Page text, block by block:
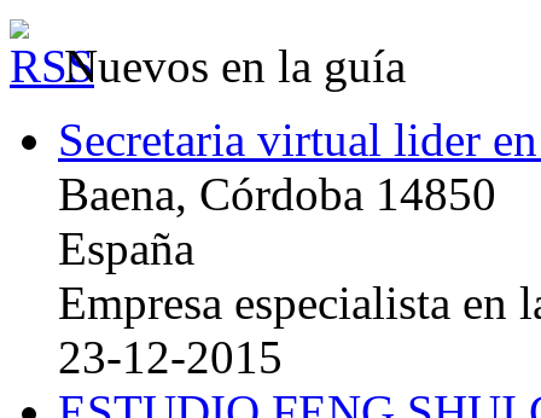
Nuevos en la guía
Secretaria virtual lider
Baena, Córdoba 14850
España
Empresa especialista en
23-12-2015